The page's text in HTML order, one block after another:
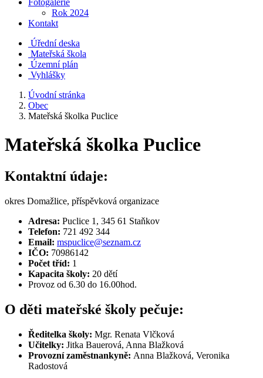
Fotogalerie
Rok 2024
Kontakt
Úřední deska
Mateřská škola
Územní plán
Vyhlášky
Úvodní stránka
Obec
Mateřská školka Puclice
Mateřská školka Puclice
Kontaktní údaje:
okres Domažlice, příspěvková organizace
Adresa: Puclice 1, 345 61 Staňkov
Telefon: 721 492 344
Email: mspuclice@seznam.cz
IČO: 70986142
Počet tříd: 1
Kapacita školy: 20 dětí
Provoz od 6.30 do 16.00hod.
O děti mateřské školy pečuje:
Ředitelka školy: Mgr. Renata Vlčková
Učitelky: Jitka Bauerová, Anna Blažková
Provozní zaměstnankyně: Anna Blažková, Veronika
Radostová